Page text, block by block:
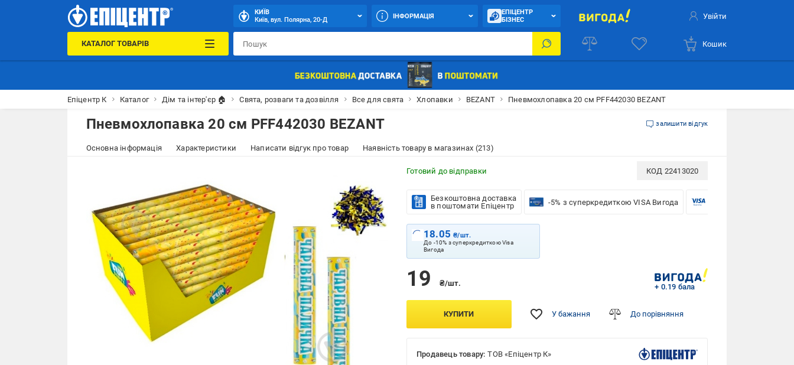
КИЇВ
Київ, вул. Полярна, 20-Д
ІНФОРМАЦІЯ
ЕПІЦЕНТР
БІЗНЕС
Увійти
КАТАЛОГ ТОВАРІВ Кошик
Епіцентр К Каталог Дім та інтер'єр 🏠 Свята, розваги та дозвілля Все для свята Хлопавки BEZANT Пневмохлопавка 20 см PFF442030 BEZANT
Пневмохлопавка 20 см PFF442030 BEZANT залишити відгук
Основна інформація Характеристики Написати відгук про товар Наявність товару в магазинах (213)
Готовий до відправки КОД 22413020
Безкоштовна доставка
в поштомати Епіцентр
-5% з суперкредиткою VISA Вигода
18.05₴/шт.
До -10% з суперкредиткою Visa
Вигода
19 ₴/шт. + 0.19 бала
КУПИТИ У бажання До порівняння
Продавець товару: ТОВ «Епіцентр К»